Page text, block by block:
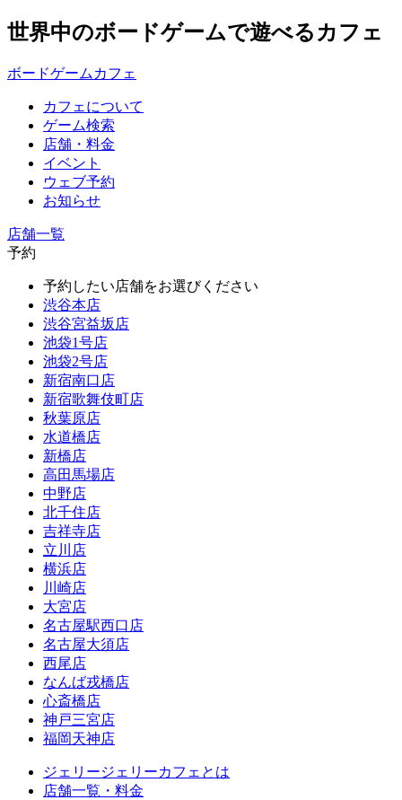
世界中のボードゲームで遊べるカフェ
ボードゲームカフェ
カフェについて
ゲーム検索
店舗・料金
イベント
ウェブ予約
お知らせ
店舗一覧
予約
予約したい店舗をお選びください
渋谷本店
渋谷宮益坂店
池袋1号店
池袋2号店
新宿南口店
新宿歌舞伎町店
秋葉原店
水道橋店
新橋店
高田馬場店
中野店
北千住店
吉祥寺店
立川店
横浜店
川崎店
大宮店
名古屋駅西口店
名古屋大須店
西尾店
なんば戎橋店
心斎橋店
神戸三宮店
福岡天神店
ジェリージェリーカフェとは
店舗一覧・料金